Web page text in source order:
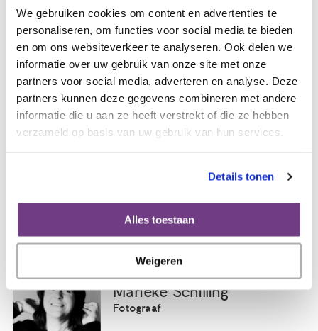
We gebruiken cookies om content en advertenties te
personaliseren, om functies voor social media te bieden
en om ons websiteverkeer te analyseren. Ook delen we
informatie over uw gebruik van onze site met onze
partners voor social media, adverteren en analyse. Deze
partners kunnen deze gegevens combineren met andere
informatie die u aan ze heeft verstrekt of die ze hebben
verzameld op basis van uw gebruik van hun services.
Details tonen
Alles toestaan
Weigeren
Fotografen
Margo Kolen
Beeldredacteur, online communicatie
Cynthia Kolenbrander
Marieke Schilling
Fotograaf